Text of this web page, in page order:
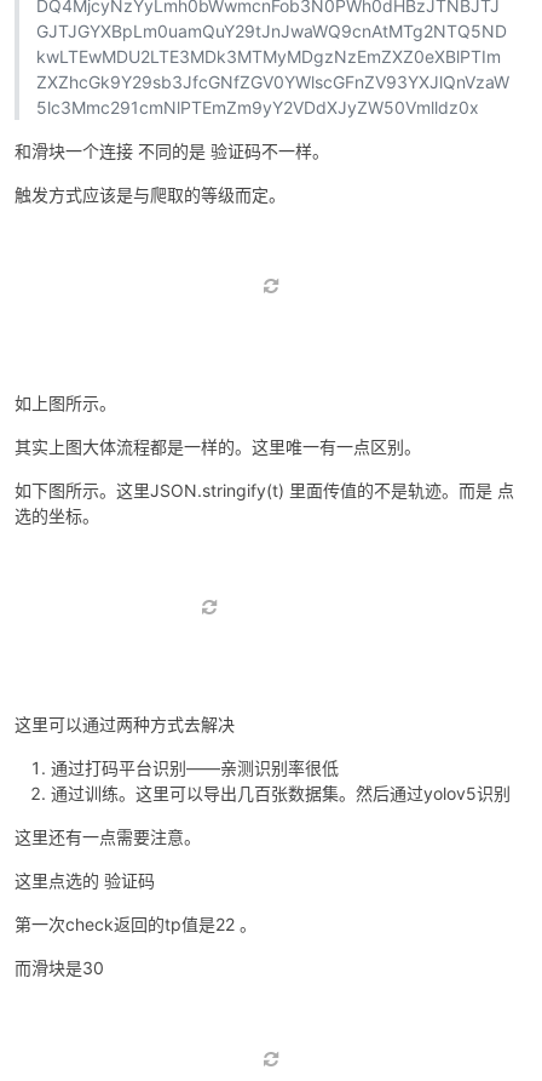
bi9yaXNrX2hhbmRsZXIvMDMxMDE5MDAvP3JldHVybnVyb
kwLTEwMDU2LTE3MDk3MTMyMDgzNzEmZXZ0eXBlPTIm
ZXZhcGk9Y29sb3JfcGNfZGV0YWlscGFnZV93YXJlQnVzaW
5lc3Mmc291cmNlPTEmZm9yY2VDdXJyZW50Vmlldz0x
和滑块一个连接 不同的是 验证码不一样。
触发方式应该是与爬取的等级而定。
选的坐标。
这里可以通过两种方式去解决
通过训练。这里可以导出几百张数据集。然后通过yolov5识别